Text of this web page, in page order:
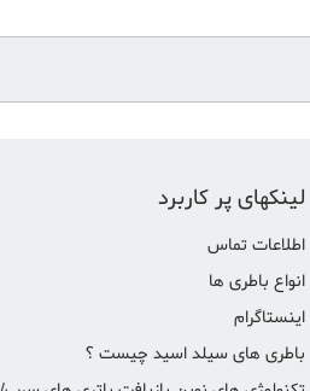
لینکهای پر کاربرد
اطلاعات تماس
انواع باطری ها
اینستاگرام
باطری های سیلد اسید چیست ؟